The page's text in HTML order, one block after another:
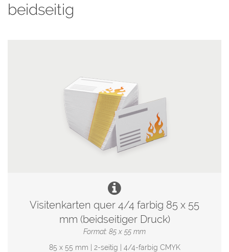
beidseitig
Visitenkarten quer 4/4 farbig 85 x 55
mm (beidseitiger Druck)
Format: 85 x 55 mm
85 x 55 mm | 2-seitig | 4/4-farbig CMYK